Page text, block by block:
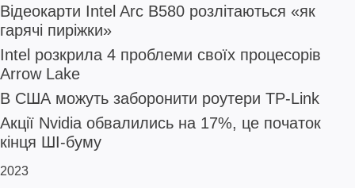
Відеокарти Intel Arc B580 розлітаються «як
гарячі пиріжки»
Intel розкрила 4 проблеми своїх процесорів
Arrow Lake
В США можуть заборонити роутери TP-Link
Акції Nvidia обвалились на 17%, це початок
кінця ШІ-буму
2023